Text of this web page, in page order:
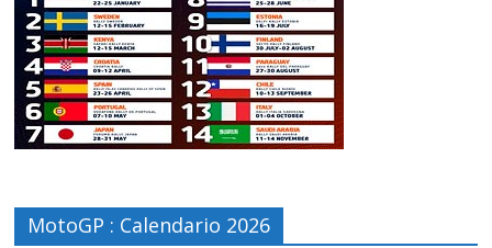
MotoGP : Calendario 2026